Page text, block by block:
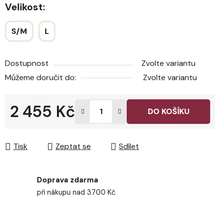
Velikost:
S/M L
Dostupnost
Zvolte variantu
Můžeme doručit do:
Zvolte variantu
2 455 Kč DO KOŠÍKU
Tisk Zeptat se Sdílet
Doprava zdarma
při nákupu nad 3700 Kč